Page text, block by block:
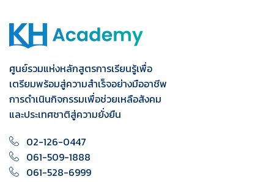
ศูนย์รวมแห่งหลักสูตรการเรียนรู้เพื่อ
เตรียมพร้อมสู่ความสำเร็จอย่างมืออาชีพ
การดำเนินกิจกรรมเพื่อช่วยเหลือสังคม
และประเทศชาติสู่ความยั่งยืน
02-126-0447
061-509-1888
061-528-6999